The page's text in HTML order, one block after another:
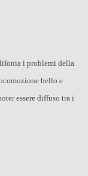
i problemi della
bello e
essere diffuso tra i